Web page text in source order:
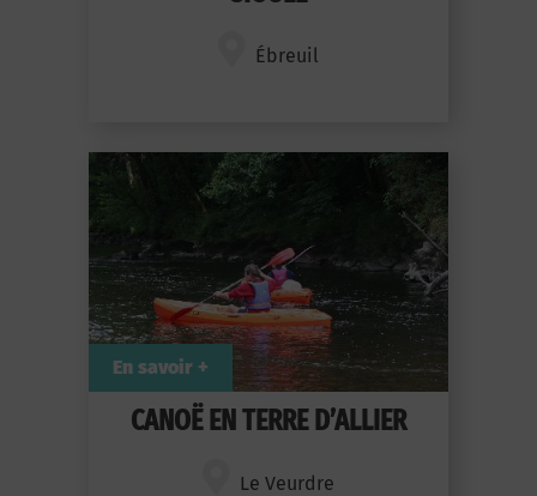
Ébreuil
CANOË EN TERRE D’ALLIER
Le Veurdre
En savoir +